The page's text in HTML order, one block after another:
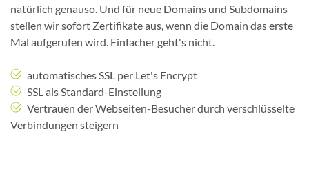
natürlich genauso. Und für neue Domains und Subdomains
stellen wir sofort Zertifikate aus, wenn die Domain das erste
Mal aufgerufen wird. Einfacher geht's nicht.
automatisches SSL per Let's Encrypt
SSL als Standard-Einstellung
Vertrauen der Webseiten-Besucher durch verschlüsselte
Verbindungen steigern